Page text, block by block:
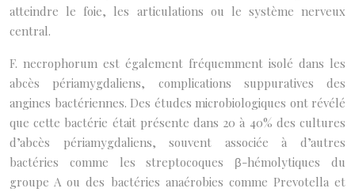
atteindre le foie, les articulations ou le système nerveux
central.
F. necrophorum est également fréquemment isolé dans les
abcès périamygdaliens, complications suppuratives des
angines bactériennes. Des études microbiologiques ont révélé
que cette bactérie était présente dans 20 à 40% des cultures
d’abcès périamygdaliens, souvent associée à d’autres
bactéries comme les streptocoques β-hémolytiques du
groupe A ou des bactéries anaérobies comme Prevotella et